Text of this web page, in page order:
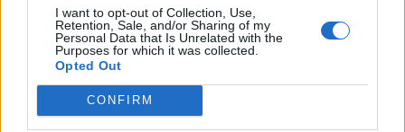
I want to opt-out of Collection, Use,
Retention, Sale, and/or Sharing of my
Personal Data that Is Unrelated with the
Purposes for which it was collected.
Opted Out
CONFIRM